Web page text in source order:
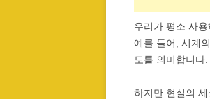
우리가 평소 사
예를 들어, 시계
도를 의미합니다.
하지만 현실의 세